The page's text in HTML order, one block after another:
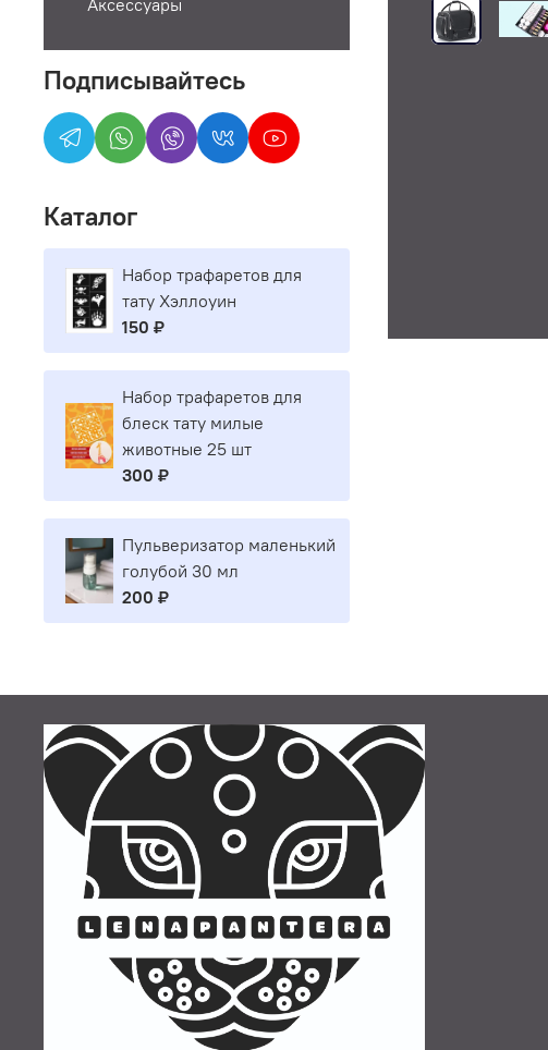
Аксессуары
Подписывайтесь
Каталог
Набор трафаретов для
тату Хэллоуин
150 ₽
Набор трафаретов для
блеск тату милые
животные 25 шт
300 ₽
Пульверизатор маленький
голубой 30 мл
200 ₽